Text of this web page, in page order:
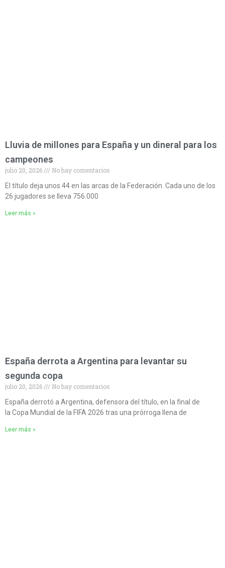
Lluvia de millones para España y un dineral para los
campeones
julio 20, 2026
No hay comentarios
El título deja unos 44 en las arcas de la Federación. Cada uno de los
26 jugadores se lleva 756.000
Leer más »
España derrota a Argentina para levantar su
segunda copa
julio 20, 2026
No hay comentarios
España derrotó a Argentina, defensora del título, en la final de
la Copa Mundial de la FIFA 2026 tras una prórroga llena de
Leer más »